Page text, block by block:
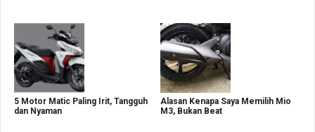
5 Motor Matic Paling Irit, Tangguh
dan Nyaman
Alasan Kenapa Saya Memilih Mio
M3, Bukan Beat